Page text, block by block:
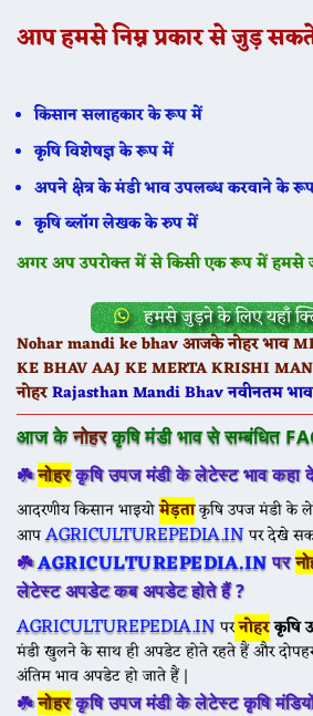
आप हमसे निम्न प्रकार से जुड़
किसान सलाहकार के रूप में
कृषि विशेषज्ञ के रूप में
अपने क्षेत्र के मंडी भाव उपलब्ध करवाने के
कृषि ब्लॉग लेखक के रुप में
अगर अप उपरोक्त में से किसी एक रूप में हमसे
हमसे जुड़ने के लिए यहाँ
Nohar mandi ke bhav आजके नोहर भाव
KE BHAV AAJ KE MERTA KRISHI
नोहरRajasthan Mandi Bhav नवीनतम
आज केनोहरकृषि मंडी भाव से सम्बंधित
☘️नोहरकृषि उपज मंडी के लेटेस्ट भाव कहा
आदरणीय किसान भाइयोमेड़ताकृषि उपज मंडी के
आपAGRICULTUREPEDIA.INपर देखे
☘️AGRICULTUREPEDIA.INपर
लेटेस्ट अपडेट कब अपडेट होते हैं ?
AGRICULTUREPEDIA.INपरनोहरकृषि
मंडी खुलने के साथ ही अपडेट होते रहते हैं और
अंतिम भाव अपडेट हो जाते हैं |
☘️नोहरकृषि उपज मंडी के लेटेस्ट कृषि